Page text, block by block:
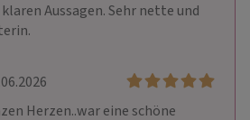
Aussagen. Sehr nette und
Herzen..war eine schöne